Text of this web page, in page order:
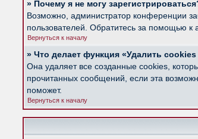
» Почему я не могу
Возможно, администратор конференции
пользователей. Обратитесь за помощью к
Вернуться к началу
» Что делает функция «Удалить
Она удаляет все созданные cookies,
прочитанных сообщений, если эта
поможет.
Вернуться к началу